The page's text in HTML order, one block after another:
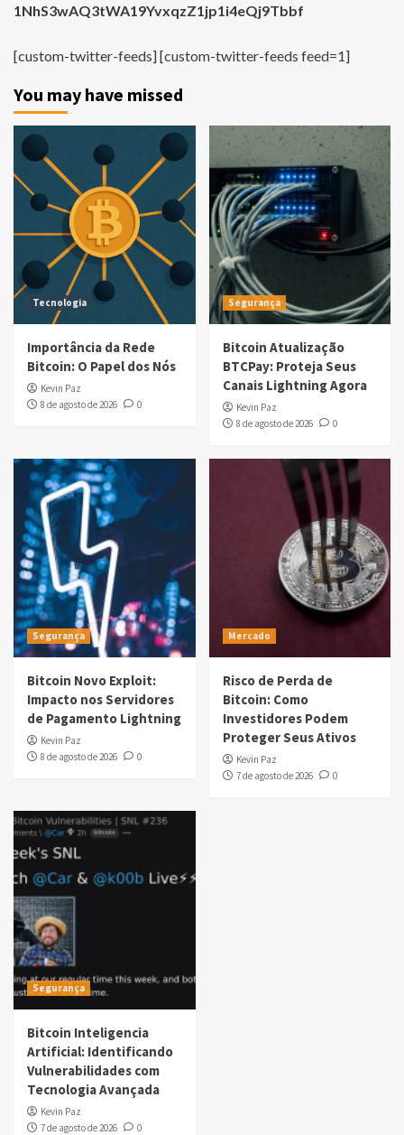
1NhS3wAQ3tWA19YvxqzZ1jp1i4eQj9Tbbf
[custom-twitter-feeds] [custom-twitter-feeds feed=1]
You may have missed
Tecnologia
Importância da Rede
Bitcoin: O Papel dos Nós
Kevin Paz
8 de agosto de 2026
0
Segurança
Bitcoin Atualização
BTCPay: Proteja Seus
Canais Lightning Agora
Kevin Paz
8 de agosto de 2026
0
Segurança
Bitcoin Novo Exploit:
Impacto nos Servidores
de Pagamento Lightning
Kevin Paz
8 de agosto de 2026
0
Mercado
Risco de Perda de
Bitcoin: Como
Investidores Podem
Proteger Seus Ativos
Kevin Paz
7 de agosto de 2026
0
Segurança
Bitcoin Inteligencia
Artificial: Identificando
Vulnerabilidades com
Tecnologia Avançada
Kevin Paz
7 de agosto de 2026
0